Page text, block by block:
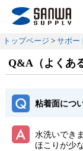
トップページ > サポー
Q&A（よくあ
粘着面につ
水洗いでき
ほこりが少